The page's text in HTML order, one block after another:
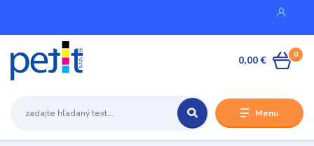
Menu
0
0,00 €